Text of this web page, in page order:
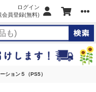
ログイン
会員登録(無料)
ション５（PS5）